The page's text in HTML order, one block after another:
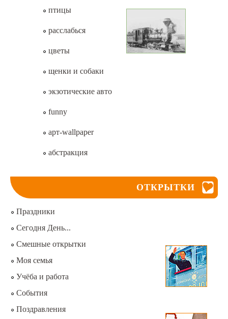
птицы
расслабься
цветы
щенки и собаки
экзотические авто
funny
арт-wallpaper
абстракция
ОТКРЫТКИ
Праздники
Сегодня День...
Смешные открытки
Моя семья
Учёба и работа
События
Поздравления